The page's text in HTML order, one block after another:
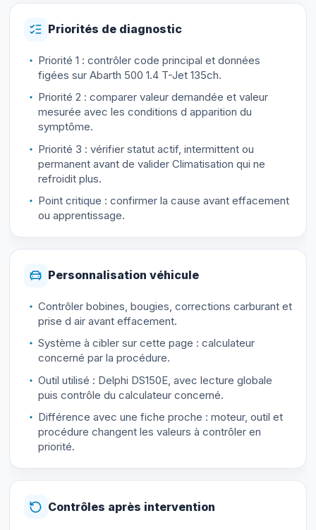
Priorités de diagnostic
Priorité 1 : contrôler code principal et données
figées sur Abarth 500 1.4 T-Jet 135ch.
Priorité 2 : comparer valeur demandée et valeur
mesurée avec les conditions d apparition du
symptôme.
Priorité 3 : vérifier statut actif, intermittent ou
permanent avant de valider Climatisation qui ne
refroidit plus.
Point critique : confirmer la cause avant effacement
ou apprentissage.
Personnalisation véhicule
Contrôler bobines, bougies, corrections carburant et
prise d air avant effacement.
Système à cibler sur cette page : calculateur
concerné par la procédure.
Outil utilisé : Delphi DS150E, avec lecture globale
puis contrôle du calculateur concerné.
Différence avec une fiche proche : moteur, outil et
procédure changent les valeurs à contrôler en
priorité.
Contrôles après intervention